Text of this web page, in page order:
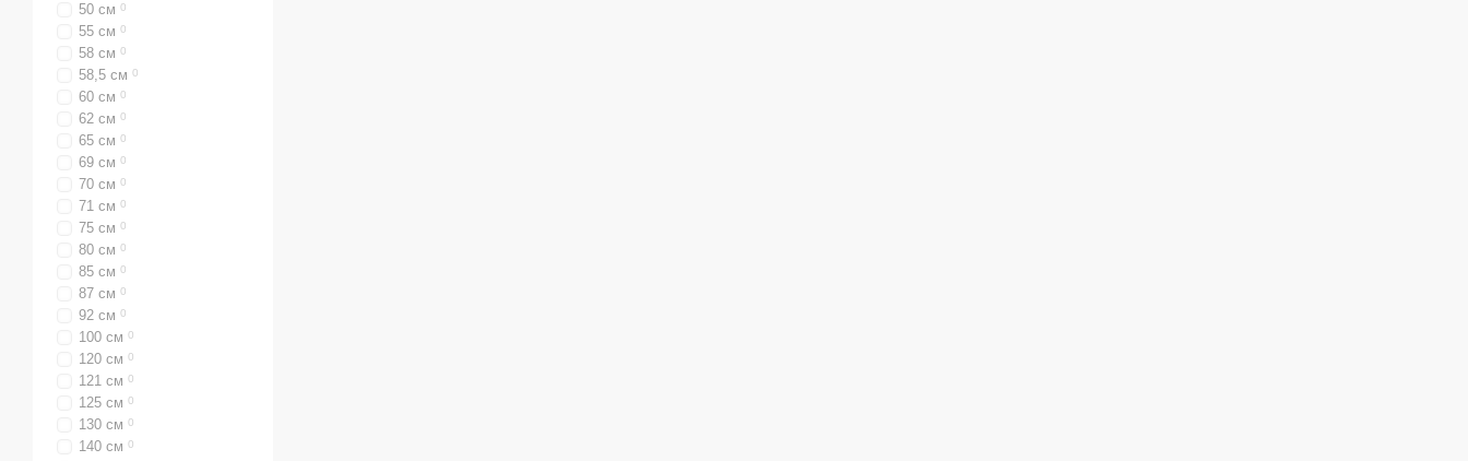
50 см 0
55 см 0
58 см 0
58,5 см 0
60 см 0
62 см 0
65 см 0
69 см 0
70 см 0
71 см 0
75 см 0
80 см 0
85 см 0
87 см 0
92 см 0
100 см 0
120 см 0
121 см 0
125 см 0
130 см 0
140 см 0